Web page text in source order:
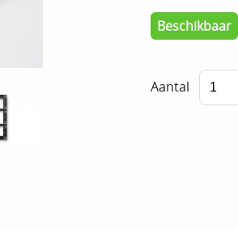
Beschikbaar
Aantal